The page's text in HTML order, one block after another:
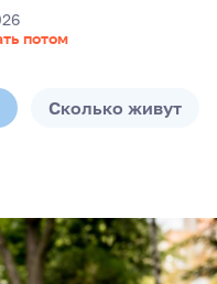
потом
Сколько живут